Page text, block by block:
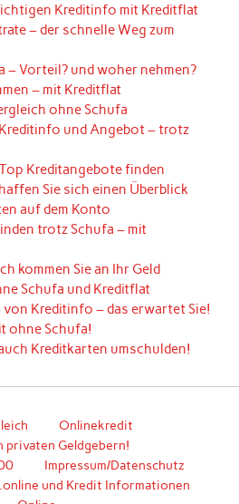
Kreditinfo mit Kreditflat
– der schnelle Weg zum
– Vorteil? und woher nehmen?
– mit Kreditflat
ohne Schufa
und Angebot – trotz
Kreditangebote finden
Sie sich einen Überblick
auf dem Konto
trotz Schufa – mit
kommen Sie an Ihr Geld
Schufa und Kreditflat
von Kreditinfo – das erwartet Sie!
ohne Schufa!
Kreditkarten umschulden!
Onlinekredit
privaten Geldgebern!
Impressum/Datenschutz
und Kredit Informationen